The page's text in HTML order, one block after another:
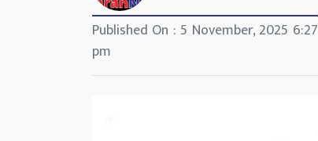
Published On : 5 November, 2025 6:27
pm